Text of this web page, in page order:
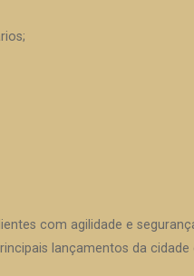
com agilidade e
lançamentos da cidade